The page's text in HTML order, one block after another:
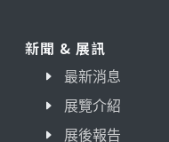
新聞 & 展訊
最新消息
展覽介紹
展後報告